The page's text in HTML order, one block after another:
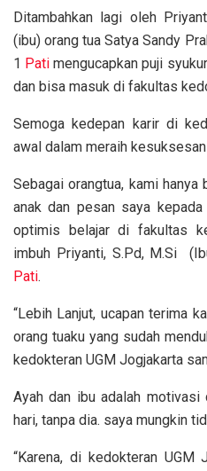
Ditambahkan lagi oleh
(ibu) orang tua Satya Sandy
1 Pati mengucapkan puji
dan bisa masuk di fakultas
Semoga kedepan karir di
awal dalam meraih
Sebagai orangtua, kami
anak dan pesan saya
optimis belajar di fakultas
imbuh Priyanti, S.Pd, M.Si
Pati.
“Lebih Lanjut, ucapan terima
orang tuaku yang sudah
kedokteran UGM Jogjakarta
Ayah dan ibu adalah motivasi
hari, tanpa dia. saya mungkin
“Karena, di kedokteran